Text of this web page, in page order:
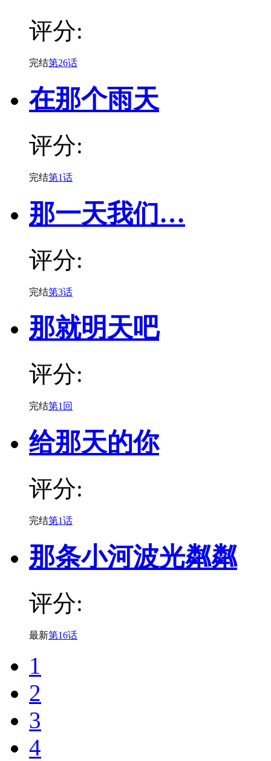
评分:
完结第26话
在那个雨天
评分:
完结第1话
那一天我们…
评分:
完结第3话
那就明天吧
评分:
完结第1回
给那天的你
评分:
完结第1话
那条小河波光粼粼
评分:
最新第16话
1
2
3
4